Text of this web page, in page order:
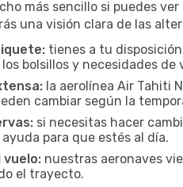
más sencillo si puedes
una visión clara de las
tienes a tu
bolsillos y necesidades de
la aerolínea Air Tahiti
cambiar según la
si necesitas hacer
para que estés al día.
vuelo: nuestras aeronaves
el trayecto.